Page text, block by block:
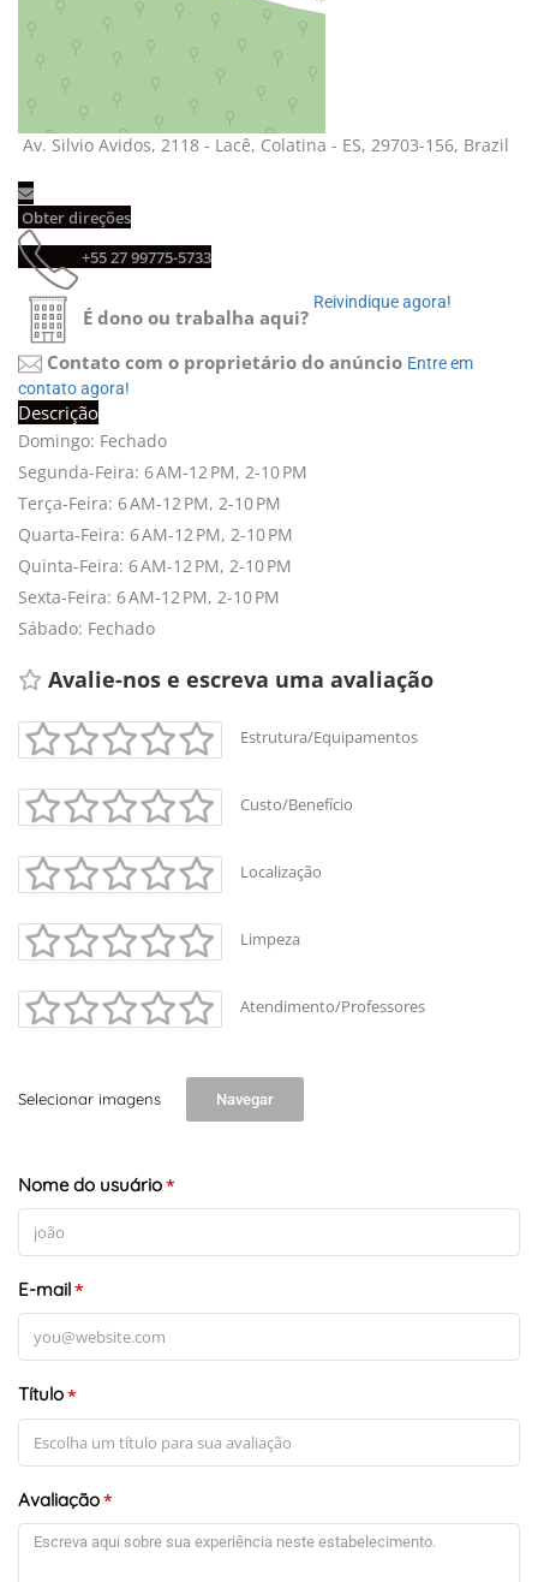
Av. Silvio Avidos, 2118 - Lacê, Colatina - ES, 29703-156, Brazil
Obter direções
+55 27 99775-5733
É dono ou trabalha aqui?
Reivindique agora!
Contato com o proprietário do anúncio Entre em
contato agora!
Descrição
Domingo: Fechado
Segunda-Feira: 6 AM-12 PM, 2-10 PM
Terça-Feira: 6 AM-12 PM, 2-10 PM
Quarta-Feira: 6 AM-12 PM, 2-10 PM
Quinta-Feira: 6 AM-12 PM, 2-10 PM
Sexta-Feira: 6 AM-12 PM, 2-10 PM
Sábado: Fechado
Avalie-nos e escreva uma avaliação
Estrutura/Equipamentos
Custo/Benefício
Localização
Limpeza
Atendimento/Professores
Selecionar imagens Navegar
Nome do usuário*
E-mail*
Título*
Avaliação*